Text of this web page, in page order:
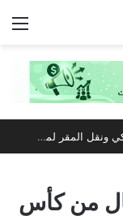
سلطنة عُمان تفوز برئاسة الاتحاد العربي للهوكي ونقل المقر لمسقط
من كأس